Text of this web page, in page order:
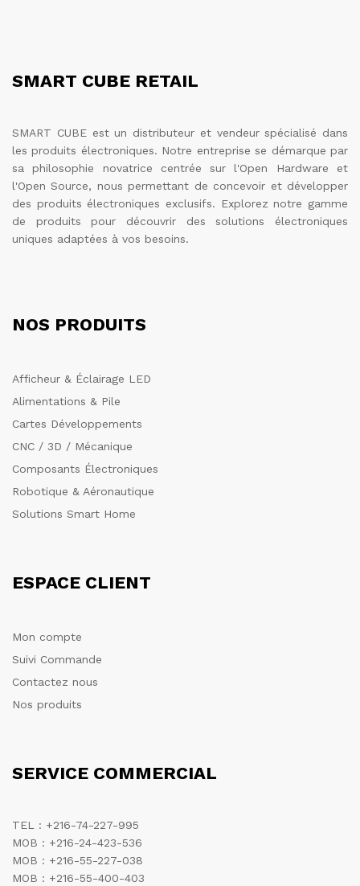
SMART CUBE RETAIL
SMART CUBE est un distributeur et vendeur spécialisé dans
les produits électroniques. Notre entreprise se démarque par
sa philosophie novatrice centrée sur l'Open Hardware et
l'Open Source, nous permettant de concevoir et développer
des produits électroniques exclusifs. Explorez notre gamme
de produits pour découvrir des solutions électroniques
uniques adaptées à vos besoins.
NOS PRODUITS
Afficheur & Éclairage LED
Alimentations & Pile
Cartes Développements
CNC / 3D / Mécanique
Composants Électroniques
Robotique & Aéronautique
Solutions Smart Home
ESPACE CLIENT
Mon compte
Suivi Commande
Contactez nous
Nos produits
SERVICE COMMERCIAL
TEL : +216-74-227-995
MOB : +216-24-423-536
MOB : +216-55-227-038
MOB : +216-55-400-403